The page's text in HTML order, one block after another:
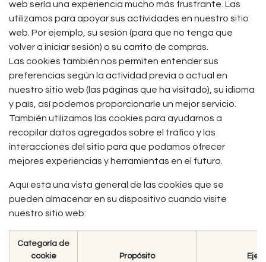
web sería una experiencia mucho más frustrante. Las
utilizamos para apoyar sus actividades en nuestro sitio
web. Por ejemplo, su sesión (para que no tenga que
volver a iniciar sesión) o su carrito de compras.
Las cookies también nos permiten entender sus
preferencias según la actividad previa o actual en
nuestro sitio web (las páginas que ha visitado), su idioma
y país, así podemos proporcionarle un mejor servicio.
También utilizamos las cookies para ayudarnos a
recopilar datos agregados sobre el tráfico y las
interacciones del sitio para que podamos ofrecer
mejores experiencias y herramientas en el futuro.
Aquí está una vista general de las cookies que se
pueden almacenar en su dispositivo cuando visite
nuestro sitio web:
Categoría de
cookie
Propósito